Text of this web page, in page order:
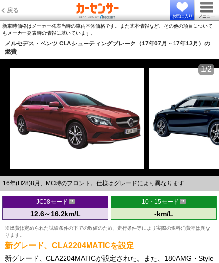
戻る
お気に入り メニュー
新車時価格はメーカー発表当時の車両本体価格です。また基本情報など、その他の項目について
もメーカー発表時の情報に基いています。
メルセデス・ベンツ CLAシューティングブレーク（17年07月～17年12月）の
燃費
16年(H28)8月、MC時のフロント。仕様はグレードにより異なります
1/2
JC08モード
12.6～16.2km/L
10・15モード
-km/L
※燃費は定められた試験条件の下での数値のため、走行条件等により実際の燃料消費率は異な
ります。
新グレード、CLA2204MATICを設定
新グレード、CLA2204MATICが設定された。また、180AMG・Style